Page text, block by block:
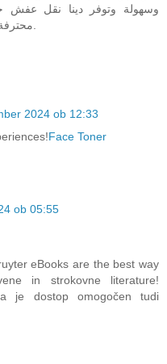
وسهولة وتوفر دينا نقل عفش
2024 ob 12:33
Face Toner
ob 05:55
eBooks are the best way
in strokovne literature!
je dostop omogočen tudi